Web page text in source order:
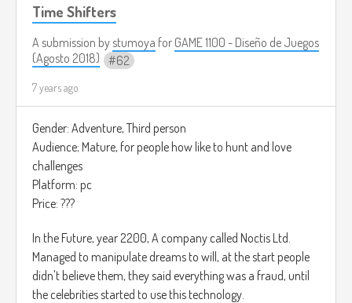
Cada casa que tienes la opción de correr, la cual te hace
brincar aquella casa en la cual no tienes tanta confianza
para pedir mas confites.
El juego está pensado ser jugado en el celular, ya que este
juego está mayormente enfocado en “Matar el tiempo”
El Juego es totalmente gratis.
Time Shifters
A submission bystumoya for GAME 1100 - Diseño de Juegos
(Agosto 2018)
62
7 years ago
Gender: Adventure, Third person
Audience; Mature, for people how like to hunt and love
challenges
Platform: pc
Price: ???
In the Future, year 2200, A company called Noctis Ltd.
Managed to manipulate dreams to will, at the start people
didn't believe them, they said everything was a fraud, until
the celebrities started to use this technology.